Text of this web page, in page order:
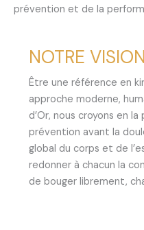
prévention et de la
NOTRE VISION
Être une référence en
approche moderne,
d’Or, nous croyons en
prévention avant la
global du corps et de
redonner à chacun la
de bouger librement,